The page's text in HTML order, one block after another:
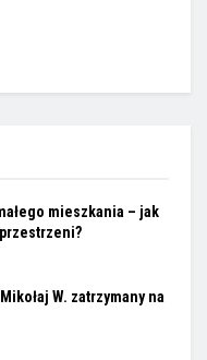
mieszkania – jak
W. zatrzymany na